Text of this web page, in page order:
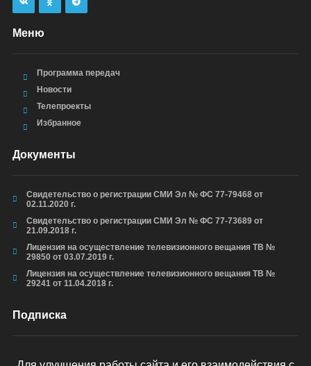
Меню
Программа передач
Новости
Телепроекты
Избранное
Документы
Свидетельство о регистрации СМИ Эл № ФС 77-79468 от
02.11.2020 г.
Свидетельство о регистрации СМИ Эл № ФС 77-73689 от
21.09.2018 г.
Лицензия на осуществление телевизионного вещания ТВ №
29850 от 03.07.2019 г.
Лицензия на осуществление телевизионного вещания ТВ №
29241 от 11.04.2018 г.
Подписка